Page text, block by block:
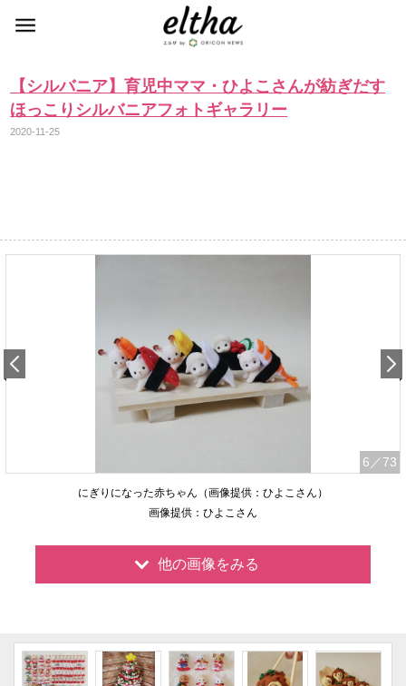
【シルバニア】育児中ママ・ひよこさんが紡ぎだす
ほっこりシルバニアフォトギャラリー
2020-11-25
6 ／73
にぎりになった赤ちゃん（画像提供：ひよこさん）
画像提供：ひよこさん
他の画像をみる